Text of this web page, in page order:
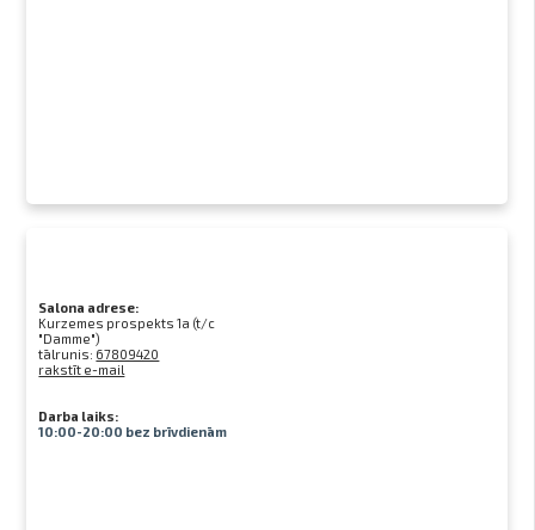
Salona adrese:
Kurzemes prospekts 1a (t/c
"Damme")
tālrunis: 67809420
rakstīt e-mail
Darba laiks:
10:00-20:00 bez brīvdienām